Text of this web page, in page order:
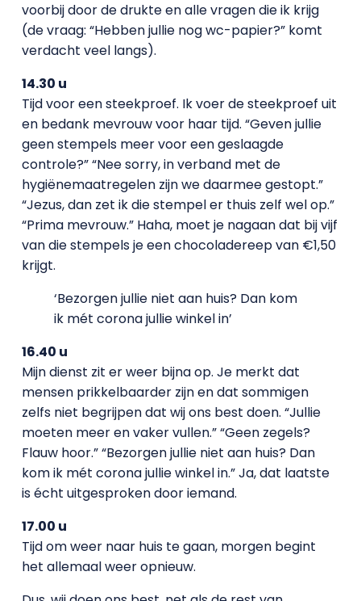
voorbij door de drukte en alle vragen die ik krijg
(de vraag: “Hebben jullie nog wc-papier?” komt
verdacht veel langs).
14.30 u
Tijd voor een steekproef. Ik voer de steekproef uit
en bedank mevrouw voor haar tijd. “Geven jullie
geen stempels meer voor een geslaagde
controle?” “Nee sorry, in verband met de
hygiënemaatregelen zijn we daarmee gestopt.”
“Jezus, dan zet ik die stempel er thuis zelf wel op.”
“Prima mevrouw.” Haha, moet je nagaan dat bij vijf
van die stempels je een chocoladereep van €1,50
krijgt.
‘Bezorgen jullie niet aan huis? Dan kom
ik mét corona jullie winkel in’
16.40 u
Mijn dienst zit er weer bijna op. Je merkt dat
mensen prikkelbaarder zijn en dat sommigen
zelfs niet begrijpen dat wij ons best doen. “Jullie
moeten meer en vaker vullen.” “Geen zegels?
Flauw hoor.” “Bezorgen jullie niet aan huis? Dan
kom ik mét corona jullie winkel in.” Ja, dat laatste
is écht uitgesproken door iemand.
17.00 u
Tijd om weer naar huis te gaan, morgen begint
het allemaal weer opnieuw.